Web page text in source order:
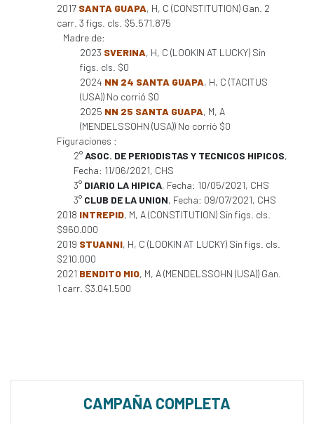
2017 SANTA GUAPA, H, C (CONSTITUTION) Gan. 2
carr. 3 figs. cls. $5.571.875
Madre de:
2023 SVERINA, H, C (LOOKIN AT LUCKY) Sin
figs. cls. $0
2024 NN 24 SANTA GUAPA, H, C (TACITUS
(USA)) No corrió $0
2025 NN 25 SANTA GUAPA, M, A
(MENDELSSOHN (USA)) No corrió $0
Figuraciones :
2°ASOC. DE PERIODISTAS Y TECNICOS HIPICOS,
Fecha: 11/06/2021, CHS
3° DIARIO LA HIPICA, Fecha: 10/05/2021, CHS
3° CLUB DE LA UNION, Fecha: 09/07/2021, CHS
2018 INTREPID, M, A (CONSTITUTION) Sin figs. cls.
$960.000
2019 STUANNI, H, C (LOOKIN AT LUCKY) Sin figs. cls.
$210.000
2021 BENDITO MIO, M, A (MENDELSSOHN (USA)) Gan.
1 carr. $3.041.500
CAMPAÑA COMPLETA